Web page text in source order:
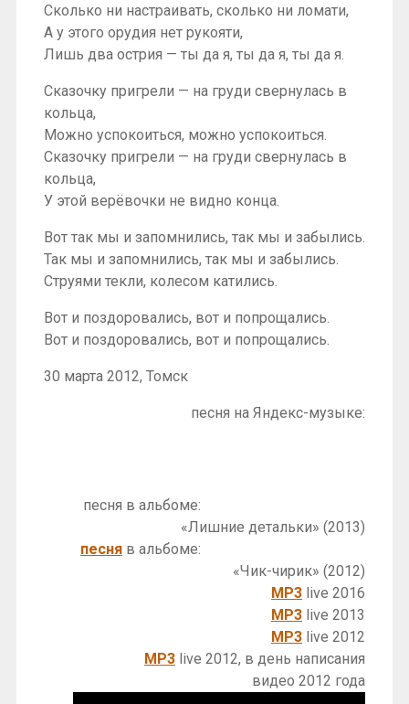
Сколько ни настраивать, сколько ни ломати,
А у этого орудия нет рукояти,
Лишь два острия — ты да я, ты да я, ты да я.
Сказочку пригрели — на груди свернулась в
кольца,
Можно успокоиться, можно успокоиться.
Сказочку пригрели — на груди свернулась в
кольца,
У этой верёвочки не видно конца.
Вот так мы и запомнились, так мы и забылись.
Так мы и запомнились, так мы и забылись.
Струями текли, колесом катились.
Вот и поздоровались, вот и попрощались.
Вот и поздоровались, вот и попрощались.
30 марта 2012, Томск
песня на Яндекс-музыке:
песня в альбоме:
«Лишние детальки» (2013)
песня в альбоме:
«Чик-чирик» (2012)
MP3 live 2016
MP3 live 2013
MP3 live 2012
MP3 live 2012, в день написания
видео 2012 года